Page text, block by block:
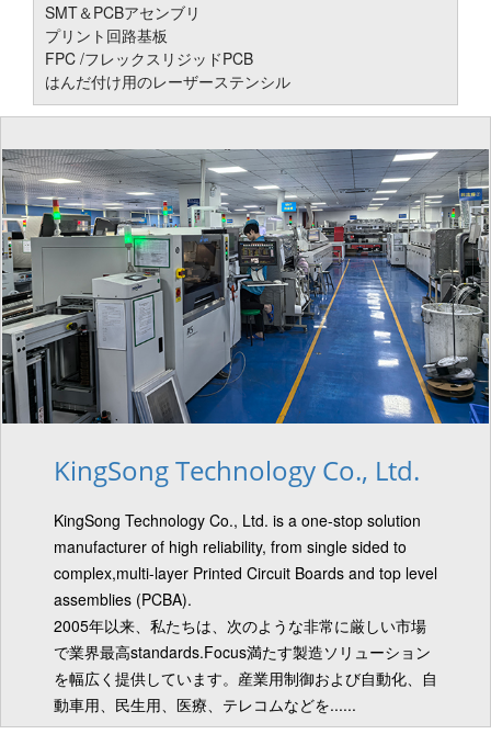
SMT＆PCBアセンブリ
プリント回路基板
FPC /フレックスリジッドPCB
はんだ付け用のレーザーステンシル
KingSong Technology Co., Ltd.
KingSong Technology Co., Ltd. is a one-stop solution
manufacturer of high reliability, from single sided to
complex,multi-layer Printed Circuit Boards and top level
assemblies (PCBA).
2005年以来、私たちは、次のような非常に厳しい市場
で業界最高standards.Focus満たす製造ソリューション
を幅広く提供しています。産業用制御および自動化、自
動車用、民生用、医療、テレコムなどを......